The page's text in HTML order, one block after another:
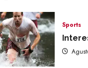
Sports